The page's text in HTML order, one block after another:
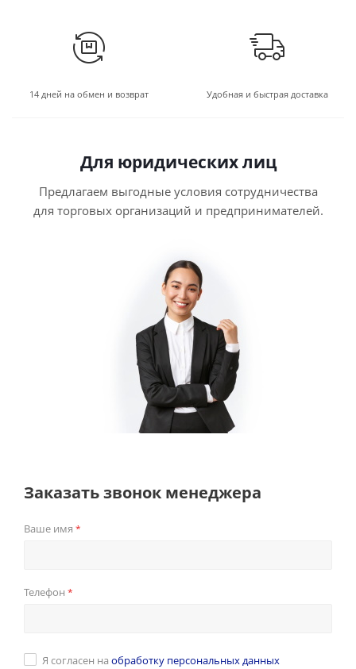
14 дней на обмен и возврат Удобная и быстрая доставка
Для юридических лиц
Предлагаем выгодные условия сотрудничества
для торговых организаций и предпринимателей.
Заказать звонок менеджера
Ваше имя *
Телефон *
Я согласен на обработку персональных данных